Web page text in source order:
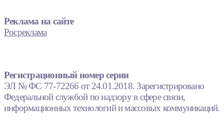
Реклама на сайте
Росреклама
Регистрационный номер серии
ЭЛ № ФС 77-72266 от 24.01.2018. Зарегистрировано
Федеральной службой по надзору в сфере связи,
информационных технологий и массовых коммуникаций.